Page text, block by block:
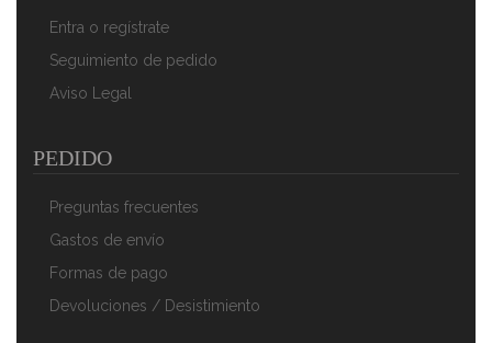
Gancho Amasar Acero Inox, Blanco, 750W
74,13 €
Entra o regístrate
Seguimiento de pedido
Aviso Legal
PEDIDO
Preguntas frecuentes
Gastos de envío
Formas de pago
Devoluciones / Desistimiento